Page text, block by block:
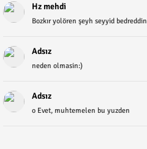
Hz mehdi
Bozkır yolören şeyh seyyid bedreddin
Adsız
neden olmasin:)
Adsız
o Evet, muhtemelen bu yuzden